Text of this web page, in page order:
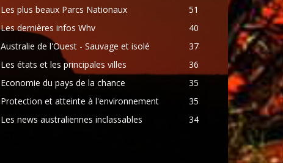
Les plus beaux Parcs Nationaux
51
Les dernières infos Whv
40
Australie de l'Ouest - Sauvage et isolé
37
Les états et les principales villes
36
Economie du pays de la chance
35
Protection et atteinte à l'environnement
35
Les news australiennes inclassables
34